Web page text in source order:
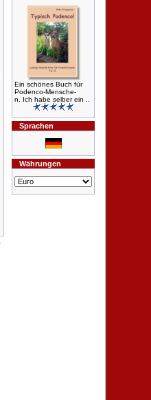
Ein schönes Buch für
Podenco-Mensche-
n. Ich habe selber ein ..
Sprachen
Währungen